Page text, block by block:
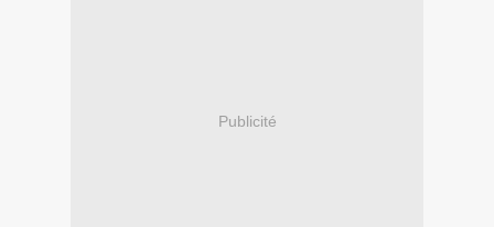
Publicité